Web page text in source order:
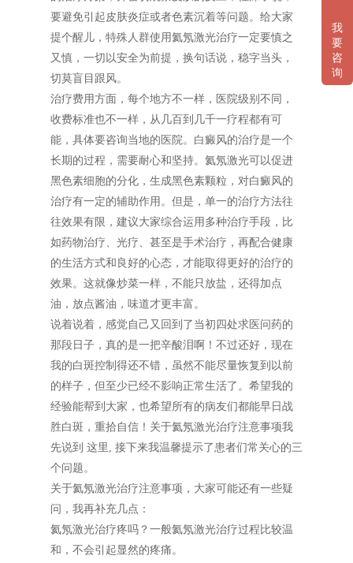
要避免引起皮肤炎症或者色素沉着等问题。给大家
提个醒儿，特殊人群使用氦氖激光治疗一定要慎之
又慎，一切以安全为前提，换句话说，稳字当头，
切莫盲目跟风。
治疗费用方面，每个地方不一样，医院级别不同，
收费标准也不一样，从几百到几千一疗程都有可
能，具体要咨询当地的医院。白癜风的治疗是一个
长期的过程，需要耐心和坚持。氦氖激光可以促进
黑色素细胞的分化，生成黑色素颗粒，对白癜风的
治疗有一定的辅助作用。但是，单一的治疗方法往
往效果有限，建议大家综合运用多种治疗手段，比
如药物治疗、光疗、甚至是手术治疗，再配合健康
的生活方式和良好的心态，才能取得更好的治疗的
效果。这就像炒菜一样，不能只放盐，还得加点
油，放点酱油，味道才更丰富。
说着说着，感觉自己又回到了当初四处求医问药的
那段日子，真的是一把辛酸泪啊！不过还好，现在
我的白斑控制得还不错，虽然不能尽量恢复到以前
的样子，但至少已经不影响正常生活了。希望我的
经验能帮到大家，也希望所有的病友们都能早日战
胜白斑，重拾自信！关于氦氖激光治疗注意事项我
先说到 这里, 接下来我温馨提示了患者们常关心的三
个问题。
关于氦氖激光治疗注意事项，大家可能还有一些疑
问，我再补充几点：
氦氖激光治疗疼吗？一般氦氖激光治疗过程比较温
和，不会引起显然的疼痛。
我
要
咨
询